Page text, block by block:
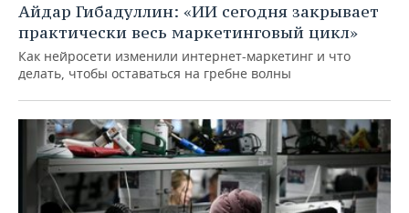
Айдар Гибадуллин: «ИИ сегодня закрывает
практически весь маркетинговый цикл»
Как нейросети изменили интернет-маркетинг и что
делать, чтобы оставаться на гребне волны